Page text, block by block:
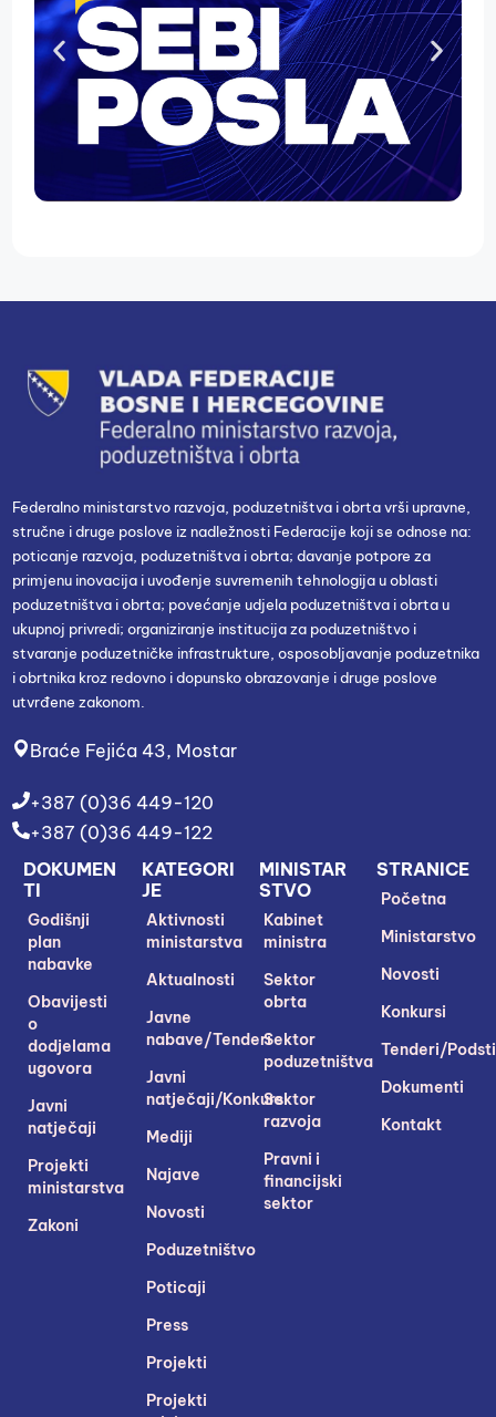
Federalno ministarstvo razvoja, poduzetništva i obrta vrši upravne,
stručne i druge poslove iz nadležnosti Federacije koji se odnose na:
poticanje razvoja, poduzetništva i obrta; davanje potpore za
primjenu inovacija i uvođenje suvremenih tehnologija u oblasti
poduzetništva i obrta; povećanje udjela poduzetništva i obrta u
ukupnoj privredi; organiziranje institucija za poduzetništvo i
stvaranje poduzetničke infrastrukture, osposobljavanje poduzetnika
i obrtnika kroz redovno i dopunsko obrazovanje i druge poslove
utvrđene zakonom.
Braće Fejića 43, Mostar
+387 (0)36 449-120
+387 (0)36 449-122
STRANICE
Početna
Ministarstvo
Novosti
Konkursi
Tenderi/
Dokumenti
Kontakt
MINISTAR
STVO
Kabinet
ministra
Sektor
obrta
Sektor
poduzetništva
Sektor
razvoja
Pravni i
financijski
sektor
KATEGORI
JE
Aktivnosti
ministarstva
Aktualnosti
Javne
nabave/Tenderi
Javni
natječaji/Konkursi
Mediji
Najave
Novosti
Poduzetništvo
Poticaji
Press
Projekti
Projekti
DOKUMEN
TI
Godišnji
plan
nabavke
Obavijesti
o
dodjelama
ugovora
Javni
natječaji
Projekti
ministarstva
Zakoni